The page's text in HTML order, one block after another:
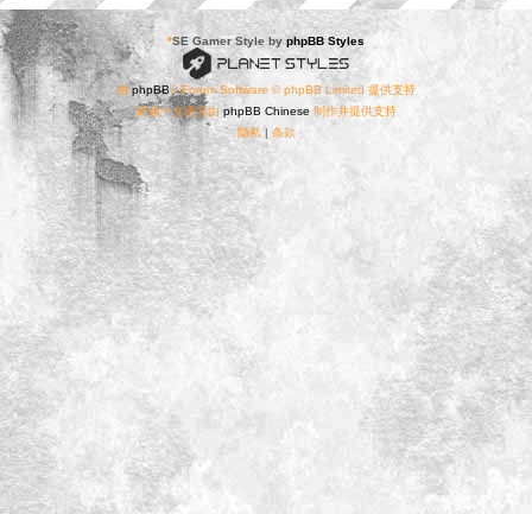
*SE Gamer Style by phpBB Styles
由phpBB® Forum Software © phpBB Limited 提供支持
简体中文语言由 phpBB Chinese制作并提供支持
隐私 | 条款